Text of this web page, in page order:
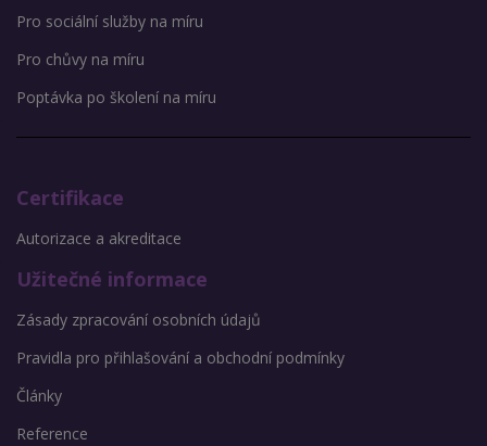
Pro sociální služby na míru
Pro chůvy na míru
Poptávka po školení na míru
Certifikace
Autorizace a akreditace
Užitečné informace
Zásady zpracování osobních údajů
Pravidla pro přihlašování a obchodní podmínky
Články
Reference